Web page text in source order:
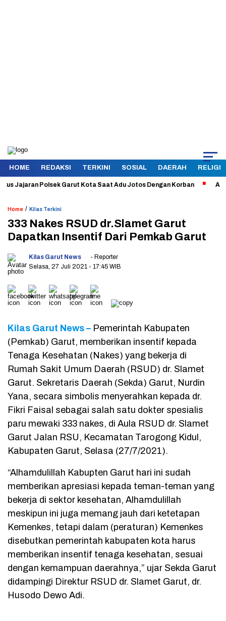
HOME REDAKSI TERKINI SOSIAL DAERAH RELIGI
Polsek Garut Kota Saat Adu Jotos Dengan Korban Aman dan
Home / Kilas Terkini
333 Nakes RSUD dr.Slamet Garut
Dapatkan Insentif Dari Pemkab Garut
Kilas Garut News
- Reporter
Selasa, 27 Juli 2021 - 17:45 WIB
Kilas Garut News – Pemerintah Kabupaten
(Pemkab) Garut, memberikan insentif kepada
Tenaga Kesehatan (Nakes) yang bekerja di
Rumah Sakit Umum Daerah (RSUD) dr. Slamet
Garut. Sekretaris Daerah (Sekda) Garut, Nurdin
Yana, secara simbolis menyerahkan kepada dr.
Fikri Faisal sebagai salah satu dokter spesialis
paru mewaki 333 nakes, di Aula RSUD dr. Slamet
Garut Jalan RSU, Kecamatan Tarogong Kidul,
Kabupaten Garut, Selasa (27/7/2021).
“Alhamdulillah Kabupten Garut hari ini sudah
memberikan apresiasi kepada teman-teman yang
bekerja di sektor kesehatan, Alhamdulillah
meskipun ini juga memang jauh dari ketetapan
Kemenkes, tetapi dalam (peraturan) Kemenkes
disebutkan pemerintah kabupaten kota harus
memberikan insentif tenaga kesehatan, sesuai
dengan kemampuan daerahnya,” ujar Sekda Garut
didampingi Direktur RSUD dr. Slamet Garut, dr.
Husodo Dewo Adi.